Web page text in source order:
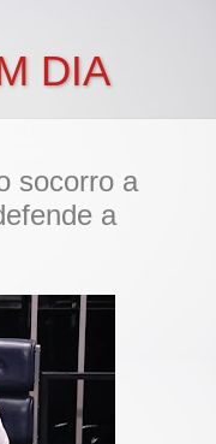
DIA
socorro a
a